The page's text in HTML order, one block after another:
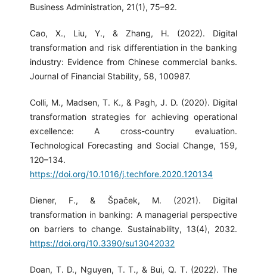
Business Administration, 21(1), 75–92.
Cao, X., Liu, Y., & Zhang, H. (2022). Digital
transformation and risk differentiation in the banking
industry: Evidence from Chinese commercial banks.
Journal of Financial Stability, 58, 100987.
Colli, M., Madsen, T. K., & Pagh, J. D. (2020). Digital
transformation strategies for achieving operational
excellence: A cross-country evaluation.
Technological Forecasting and Social Change, 159,
120–134.
https://doi.org/10.1016/j.techfore.2020.120134
Diener, F., & Špaček, M. (2021). Digital
transformation in banking: A managerial perspective
on barriers to change. Sustainability, 13(4), 2032.
https://doi.org/10.3390/su13042032
Doan, T. D., Nguyen, T. T., & Bui, Q. T. (2022). The